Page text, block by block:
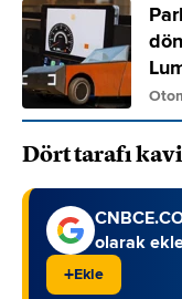
Dört tarafı
olarak
+Ekle